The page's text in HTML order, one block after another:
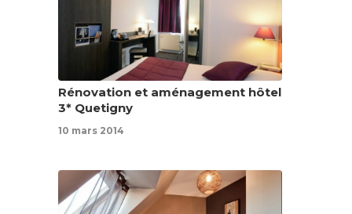
Rénovation et aménagement hôtel
3* Quetigny
10 mars 2014